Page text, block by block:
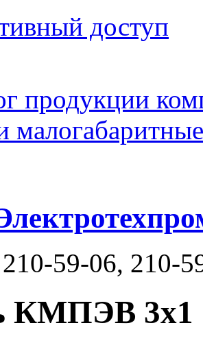
доступ
продукции
малогабаритные
59-06, 210-
КМПЭВ 3х1